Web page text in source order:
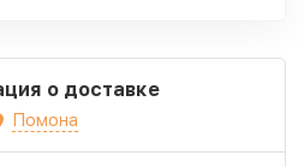
о доставке
Помона